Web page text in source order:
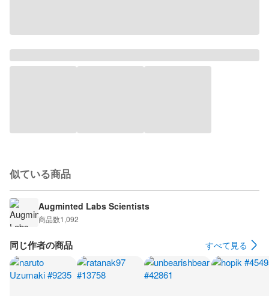
似ている商品
Augminted Labs Scientists
商品数1,092
同じ作者の商品 すべて見る